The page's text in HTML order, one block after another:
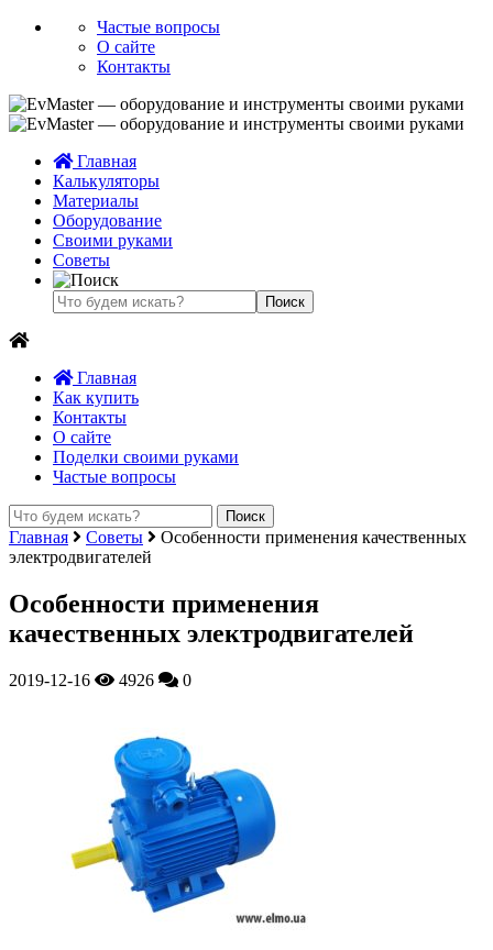
Частые вопросы
О сайте
Контакты
Главная
Калькуляторы
Материалы
Оборудование
Своими руками
Советы
Главная
Как купить
Контакты
О сайте
Поделки своими руками
Частые вопросы
Главная Советы
Особенности применения качественных
электродвигателей
Особенности применения
качественных электродвигателей
2019-12-16 4926 0